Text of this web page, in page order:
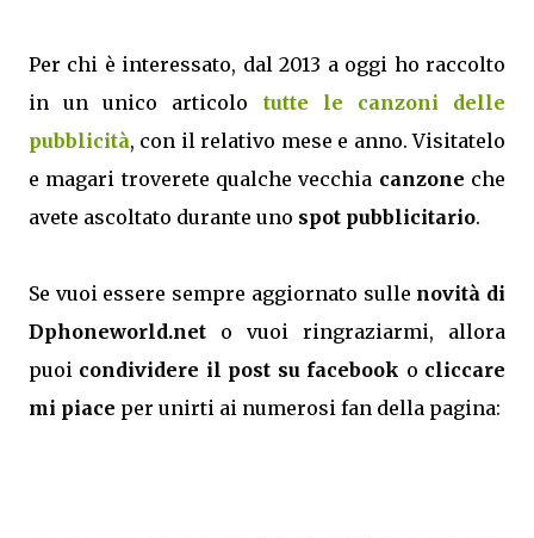
Per chi è interessato, dal 2013 a oggi ho raccolto
in un unico articolo tutte le canzoni delle
pubblicità, con il relativo mese e anno. Visitatelo
e magari troverete qualche vecchia canzone che
avete ascoltato durante uno spot pubblicitario.
Se vuoi essere sempre aggiornato sulle novità di
Dphoneworld.net o vuoi ringraziarmi, allora
puoi condividere il post su facebook o cliccare
mi piace per unirti ai numerosi fan della pagina: